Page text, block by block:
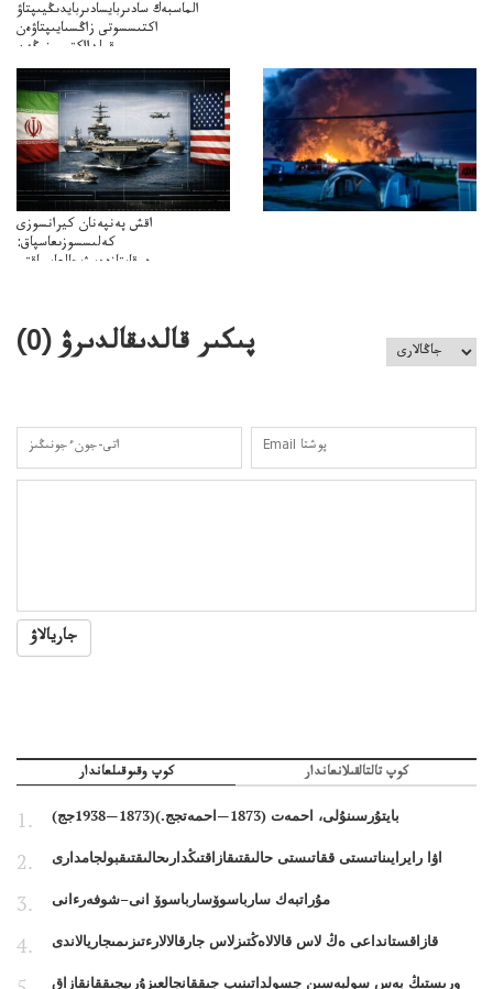
الماسبەك سادىربايسادىربايدىڭيىپتاۋ
اكتىسسوتى زاڭسىايىپتاۋەن
قولدااكتىسىنىڭەن
ميلليونزاڭسىزدىعىمەنقولدانوسىرىلگەنميلليوندار
اقش پەنپەنان كيرانسوزى
كەلىسسوزىعاسپاق:
دوقايتازدەسۋىجالعاسپاقتى
پىكىر قالدىقالدىرۋ (0
)
جاريالاۋ
كوپ وقىوقىلعاندار كوپ تالتالقىلانعاندار
بايتۇرسىنۇلى، احمەت (1873—احمەتجج.)(1873—1938جج)
اۋا رايرايىناتىستى ققاتىستى حالىقتىقازاقتىڭدارىحالىقتىقبولجامدارى
مۇراتبەك سارباسوۆسارباسوۆ انى–شوفەرءانى
قازاقستانداعى ەڭ لاس قالالاەڭتىزلاس جارقالالارءتىزىمىجاريالاندى
ورىستىڭ بەس سولبەسىن جسولداتىنىپ جىققانجالعىزۇرىپجىققانقازاق